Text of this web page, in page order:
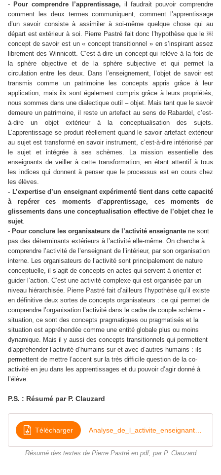
- Pour comprendre l’apprentissage, il faudrait pouvoir comprendre
comment les deux termes communiquent, comment l’apprentissage
d’un savoir consiste à assimiler à soi-même quelque chose qui au
départ est extérieur à soi. Pierre Pastré fait donc l’hypothèse que le ￼
concept de savoir est un « concept transitionnel » en s’inspirant assez
librement des Winnicott. C’est-à-dire un concept qui relève à la fois de
la sphère objective et de la sphère subjective et qui permet la
circulation entre les deux. Dans l’enseignement, l’objet de savoir est
transmis comme un patrimoine les concepts appris grâce à leur
application, mais ils sont également compris grâce à leurs propriétés,
nous sommes dans une dialectique outil – objet. Mais tant que le savoir
demeure un patrimoine, il reste un artefact au sens de Rabardel, c’est-
à-dire un objet extérieur à la conceptualisation des sujets.
L’apprentissage se produit réellement quand le savoir artefact extérieur
au sujet est transformé en savoir instrument, c’est-à-dire intériorisé par
le sujet et intégrée à ses schèmes. La mission essentielle des
enseignants de veiller à cette transformation, en étant attentif à tous
les indices qui donnent à penser que le processus est en cours chez
les élèves.
- L’expertise d’un enseignant expérimenté tient dans cette capacité
à repérer ces moments d’apprentissage, ces moments de
glissements dans une conceptualisation effective de l’objet chez le
sujet.
- Pour conclure les organisateurs de l’activité enseignante ne sont
pas des déterminants extérieurs à l’activité elle-même. On cherche à
comprendre l’activité de l’enseignant de l’intérieur, par son organisation
interne. Les organisateurs de l’activité sont principalement de nature
conceptuelle, il s’agit de concepts en actes qui servent à orienter et
guider l’action. C’est une activité complexe qui est organisée par un
niveau hiérarchisée. Pierre Pastré fait d’ailleurs l’hypothèse qu’il existe
en définitive deux sortes de concepts organisateurs : ce qui permet de
comprendre l’organisation l’activité dans le cadre de couple schème -
situation, ce sont des concepts pragmatiques ou pragmatisés et la
situation est appréhendée comme une entité globale plus ou moins
dynamique. Mais il y aussi des concepts transitionnels qui permettent
d’appréhender l’activité d’humains sur et avec d’autres humains : ils
permettent de mettre l’accent sur la très difficile question de la co-
activité en jeu dans les apprentissages et du pouvoir d’agir donné à
l’élève.
P.S. : Résumé par P. Clauzard
Télécharger
Résumé des textes de Pierre Pastré en pdf, par P. Clauzard